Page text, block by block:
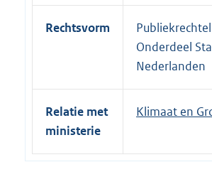
l
:
Rechtsvorm
Onderdeel
Nederlanden
Relatie met
ministerie
Klimaat en